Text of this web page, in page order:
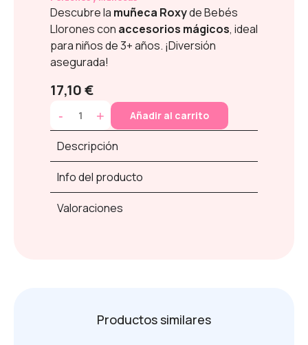
Descubre la muñeca Roxyde Bebés
Llorones con accesorios mágicos, ideal
para niños de 3+ años. ¡Diversión
asegurada!
17,10 €
- + Añadir al carrito
Descripción
Info del producto
Valoraciones
Productos similares